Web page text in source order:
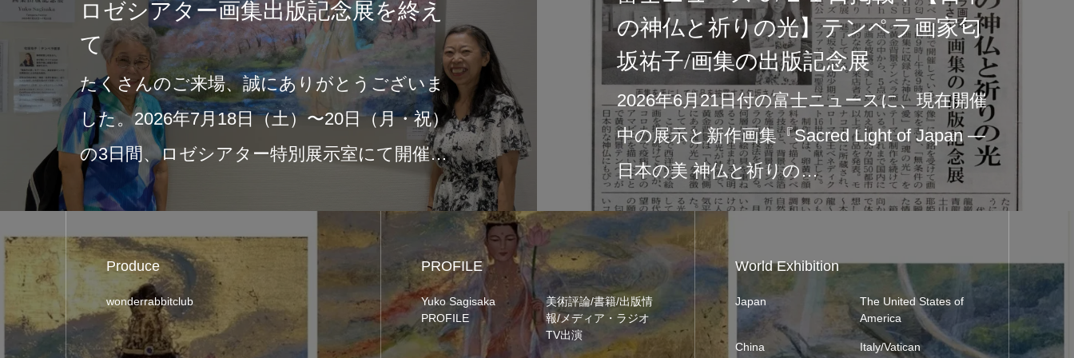
ロゼシアター画集出版記念展を終え
て
たくさんのご来場、誠にありがとうございま
した。2026年7月18日（土）〜20日（月・祝）
の3日間、ロゼシアター特別展示室にて開催…
の神仏と祈りの光】テンペラ画家匂
坂祐子/画集の出版記念展
2026年6月21日付の富士ニュースに、現在開催
中の展示と新作画集『Sacred Light of Japan ―
日本の美 神仏と祈りの…
Produce
wonderrabbitclub
PROFILE
Yuko Sagisaka
PROFILE
美術評論/書籍/出版情
報/メディア・ラジオ
TV出演
World Exhibition
Japan
The United States of
America
China Italy/Vatican